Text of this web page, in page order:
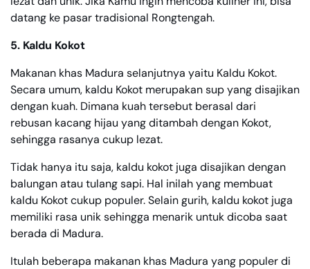
datang ke pasar tradisional Rongtengah.
5. Kaldu Kokot
Makanan khas Madura selanjutnya yaitu Kaldu Kokot.
Secara umum, kaldu Kokot merupakan sup yang disajikan
dengan kuah. Dimana kuah tersebut berasal dari
rebusan kacang hijau yang ditambah dengan Kokot,
sehingga rasanya cukup lezat.
Tidak hanya itu saja, kaldu kokot juga disajikan dengan
balungan atau tulang sapi. Hal inilah yang membuat
kaldu Kokot cukup populer. Selain gurih, kaldu kokot juga
memiliki rasa unik sehingga menarik untuk dicoba saat
berada di Madura.
Itulah beberapa makanan khas Madura yang populer di